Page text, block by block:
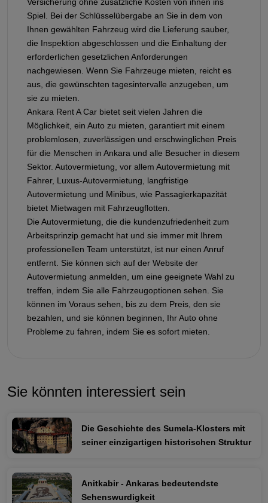
Spiel. Bei der Schlüsselübergabe an Sie in dem von
Ihnen gewählten Fahrzeug wird die Lieferung sauber,
die Inspektion abgeschlossen und die Einhaltung der
erforderlichen gesetzlichen Anforderungen
nachgewiesen. Wenn Sie Fahrzeuge mieten, reicht es
aus, die gewünschten tagesintervalle anzugeben, um
sie zu mieten.
Ankara Rent A Car bietet seit vielen Jahren die
Möglichkeit, ein Auto zu mieten, garantiert mit einem
problemlosen, zuverlässigen und erschwinglichen Preis
für die Menschen in Ankara und alle Besucher in diesem
Sektor. Autovermietung, vor allem Autovermietung mit
Fahrer, Luxus-Autovermietung, langfristige
Autovermietung und Minibus, wie Passagierkapazität
bietet Mietwagen mit Fahrzeugflotten.
Die Autovermietung, die die kundenzufriedenheit zum
Arbeitsprinzip gemacht hat und sie immer mit Ihrem
professionellen Team unterstützt, ist nur einen Anruf
entfernt. Sie können sich auf der Website der
Autovermietung anmelden, um eine geeignete Wahl zu
treffen, indem Sie alle Fahrzeugoptionen sehen. Sie
können im Voraus sehen, bis zu dem Preis, den sie
bezahlen, und sie können beginnen, Ihr Auto ohne
Probleme zu fahren, indem Sie es sofort mieten.
Sie könnten interessiert sein
Die Geschichte des Sumela-Klosters mit
seiner einzigartigen historischen Struktur
Anitkabir - Ankaras bedeutendste
Sehenswurdigkeit